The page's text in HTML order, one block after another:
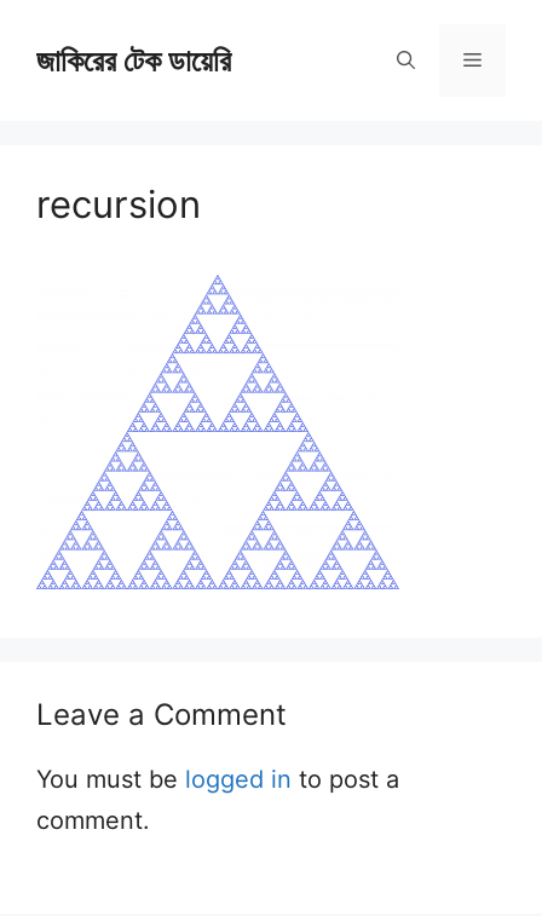
জাকিরের টেক ডায়েরি Menu
recursion
Leave a Comment
You must be logged in to post a
comment.